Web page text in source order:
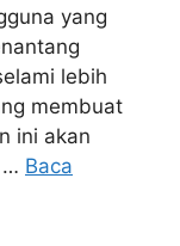
yang
lebih
membuat
ini akan
… Baca